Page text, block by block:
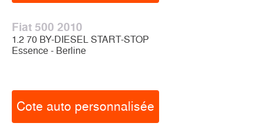
Fiat 500 2010
1.2 70 BY-DIESEL START-STOP
Essence - Berline
Cote auto personnalisée